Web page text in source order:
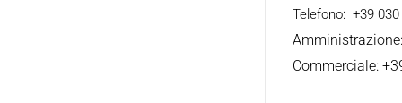
Telefono: +39
Commerciale: